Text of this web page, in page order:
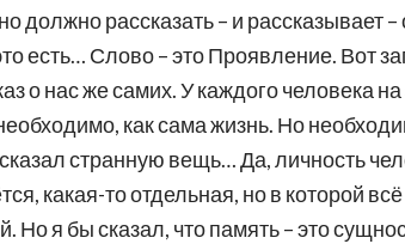
должно рассказать – и рассказывает –
есть… Слово – это Проявление. Вот
о нас же самих. У каждого человека
как сама жизнь. Но
странную вещь… Да, личность
какая-то отдельная, но в которой
я бы сказал, что память – это